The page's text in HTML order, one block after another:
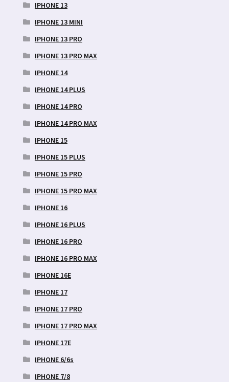
IPHONE 13
IPHONE 13 MINI
IPHONE 13 PRO
IPHONE 13 PRO MAX
IPHONE 14
IPHONE 14 PLUS
IPHONE 14 PRO
IPHONE 14 PRO MAX
IPHONE 15
IPHONE 15 PLUS
IPHONE 15 PRO
IPHONE 15 PRO MAX
IPHONE 16
IPHONE 16 PLUS
IPHONE 16 PRO
IPHONE 16 PRO MAX
IPHONE 16E
IPHONE 17
IPHONE 17 PRO
IPHONE 17 PRO MAX
IPHONE 17E
IPHONE 6/6s
IPHONE 7/8